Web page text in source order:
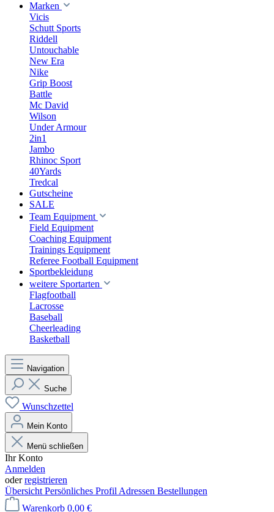
Marken
Vicis
Schutt Sports
Riddell
Untouchable
New Era
Nike
Grip Boost
Battle
Mc David
Wilson
Under Armour
2in1
Jambo
Rhinoc Sport
40Yards
Tredcal
Gutscheine
SALE
Team Equipment
Field Equipment
Coaching Equipment
Trainings Equipment
Referee Football Equipment
Sportbekleidung
weitere Sportarten
Flagfootball
Lacrosse
Baseball
Cheerleading
Basketball
Navigation
Suche
Wunschzettel
Mein Konto
Menü schließen
Ihr Konto
Anmelden
oderregistrieren
Übersicht Persönliches Profil Adressen Bestellungen
Warenkorb 0,00 €